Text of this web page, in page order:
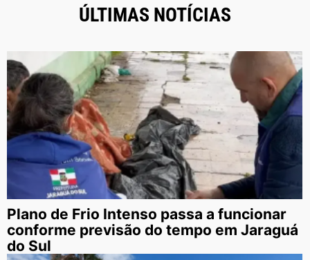
ÚLTIMAS NOTÍCIAS
Plano de Frio Intenso passa a funcionar
conforme previsão do tempo em Jaraguá
do Sul